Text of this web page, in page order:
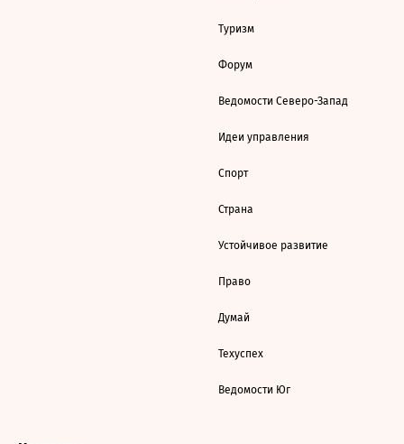
Туризм
Форум
Ведомости Северо-Запад
Идеи управления
Спорт
Страна
Устойчивое развитие
Право
Думай
Техуспех
Ведомости Юг